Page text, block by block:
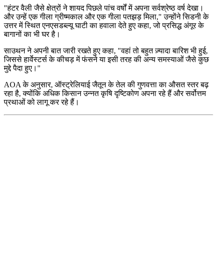
"हंटर वैली जैसे क्षेत्रों ने शायद पिछले पांच वर्षों में अपना सर्वश्रेष्ठ वर्ष देखा।
और उन्हें एक गीला ग्रीष्मकाल और एक गीला पतझड़ मिला," उन्होंने सिडनी के
उत्तर में स्थित एनएसडब्ल्यू घाटी का हवाला देते हुए कहा, जो प्रसिद्ध अंगूर के
बागानों का भी घर है।
साउथन ने अपनी बात जारी रखते हुए कहा, "वहां तो बहुत ज़्यादा बारिश भी हुई,
जिससे हार्वेस्टर्स के कीचड़ में फंसने या इसी तरह की अन्य समस्याओं जैसे कुछ
मुद्दे पैदा हुए।"
AOA के अनुसार, ऑस्ट्रेलियाई जैतून के तेल की गुणवत्ता का औसत स्तर बढ़
रहा है, क्योंकि अधिक किसान उन्नत कृषि दृष्टिकोण अपना रहे हैं और सर्वोत्तम
प्रथाओं को लागू कर रहे हैं।